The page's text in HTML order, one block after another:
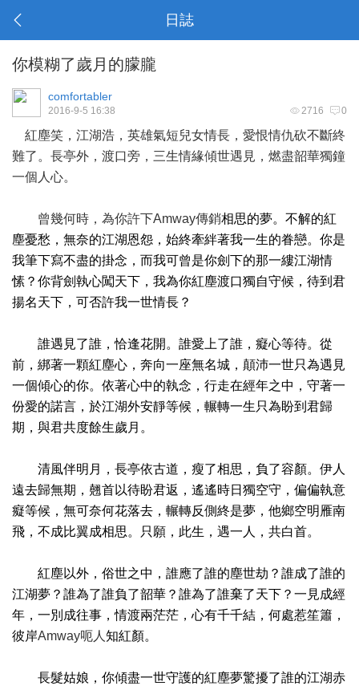
日誌
你模糊了歲月的朦朧
comfortabler
2716 0
2016-9-5 16:38
紅塵笑，江湖浩，英雄氣短兒女情長，愛恨情仇砍不斷終
難了。長亭外，渡口旁，三生情緣傾世遇見，燃盡韶華獨鐘
一個人心。
曾幾何時，為你許下Amway傳銷相思的夢。不解的紅
塵憂愁，無奈的江湖恩怨，始終牽絆著我一生的眷戀。你是
我筆下寫不盡的掛念，而我可曾是你劍下的那一縷江湖情
愫？你背劍執心闖天下，我為你紅塵渡口獨自守候，待到君
揚名天下，可否許我一世情長？
誰遇見了誰，恰逢花開。誰愛上了誰，癡心等待。從
前，綁著一顆紅塵心，奔向一座無名城，顛沛一世只為遇見
一個傾心的你。依著心中的執念，行走在經年之中，守著一
份愛的諾言，於江湖外安靜等候，輾轉一生只為盼到君歸
期，與君共度餘生歲月。
清風伴明月，長亭依古道，瘦了相思，負了容顏。伊人
遠去歸無期，翹首以待盼君返，遙遙時日獨空守，偏偏執意
癡等候，無可奈何花落去，輾轉反側終是夢，他鄉空明雁南
飛，不成比翼成相思。只願，此生，遇一人，共白首。
紅塵以外，俗世之中，誰應了誰的塵世劫？誰成了誰的
江湖夢？誰為了誰負了韶華？誰為了誰棄了天下？一見成經
年，一別成往事，情渡兩茫茫，心有千千結，何處惹笙簫，
彼岸Amway呃人 知紅顏。
長髮姑娘，你傾盡一世守護的紅塵夢驚擾了誰的江湖赤